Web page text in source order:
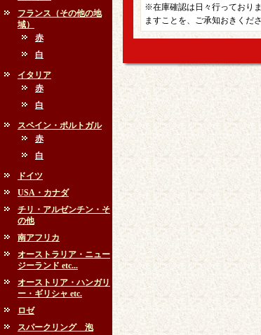
フランス（その他の地
域）
赤
白
イタリア
赤
白
スペイン・ポルトガル
赤
白
ドイツ
USA・カナダ
チリ・アルゼンチン・そ
の他
南アフリカ
オーストラリア・ニュー
ジーランド etc...
オーストリア・ハンガリ
ー・ギリシャ etc.
ロゼ
スパークリング 泡
※在庫確認は日々行っており
ますことを、ご承知おきくださ